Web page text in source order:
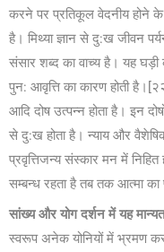
करने पर प्रतिकूल वेदनीय होने के
है। मिथ्या ज्ञान से दु:ख जीवन
संसार शब्द का वाच्य है। यह घड़ी
पुन: आवृत्ति का कारण होती है।
आदि दोष उत्पन्न होता है। इन
से दु:ख होता है। न्याय और
प्रवृत्तिजन्य संस्कार मन में
सम्बन्ध रहता है तब तक आत्मा का
सांख्य और योग दर्शन में यह
स्वरूप अनेक योनियों में भ्रमण